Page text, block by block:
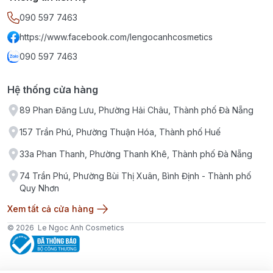
090 597 7463
https://www.facebook.com/lengocanhcosmetics
090 597 7463
Hệ thống cửa hàng
89 Phan Đăng Lưu, Phường Hải Châu, Thành phố Đà Nẵng
157 Trần Phú, Phường Thuận Hóa, Thành phố Huế
33a Phan Thanh, Phường Thanh Khê, Thành phố Đà Nẵng
74 Trần Phú, Phường Bùi Thị Xuân, Bình Định - Thành phố
Quy Nhơn
Xem tất cả cửa hàng
© 2026 Le Ngoc Anh Cosmetics